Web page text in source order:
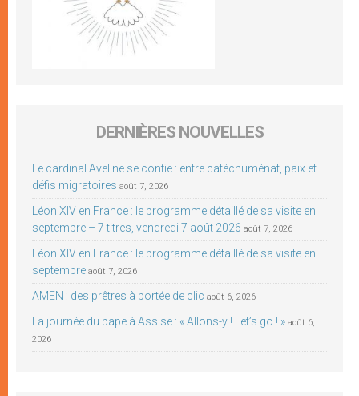
DERNIÈRES NOUVELLES
Le cardinal Aveline se confie : entre catéchuménat, paix et
défis migratoires août 7, 2026
Léon XIV en France : le programme détaillé de sa visite en
septembre – 7 titres, vendredi 7 août 2026 août 7, 2026
Léon XIV en France : le programme détaillé de sa visite en
septembre août 7, 2026
AMEN : des prêtres à portée de clic août 6, 2026
La journée du pape à Assise : « Allons-y ! Let’s go ! » août 6,
2026